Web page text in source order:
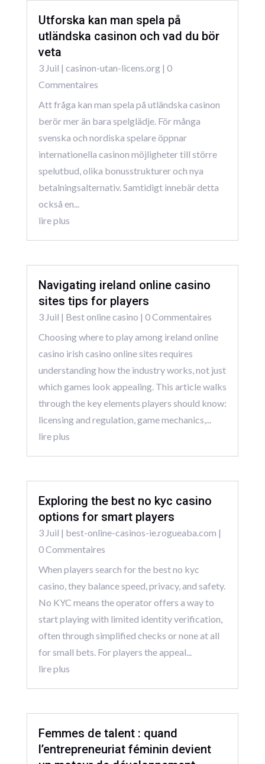
Utforska kan man spela på
utländska casinon och vad du bör
veta
3 Juil | casinon-utan-licens.org| 0
Commentaires
Att fråga kan man spela på utländska casinon
berör mer än bara spelglädje. För många
svenska och nordiska spelare öppnar
internationella casinon möjligheter till större
spelutbud, olika bonusstrukturer och nya
betalningsalternativ. Samtidigt innebär detta
också en...
lire plus
Navigating ireland online casino
sites tips for players
3 Juil | Best online casino | 0 Commentaires
Choosing where to play among ireland online
casino irish casino online sites requires
understanding how the industry works, not just
which games look appealing. This article walks
through the key elements players should know:
licensing and regulation, game mechanics,...
lire plus
Exploring the best no kyc casino
options for smart players
3 Juil | best-online-casinos-ie.rogueaba.com |
0 Commentaires
When players search for the best no kyc
casino, they balance speed, privacy, and safety.
No KYC means the operator offers a way to
start playing with limited identity verification,
often through simplified checks or none at all
for small bets. For players the appeal...
lire plus
Femmes de talent : quand
l’entrepreneuriat féminin devient